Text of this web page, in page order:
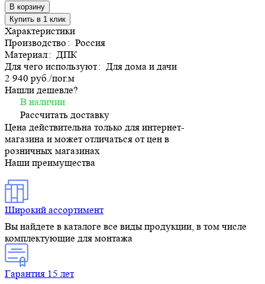
В корзину
Купить в 1 клик
Характеристики
Производство: Россия
Материал: ДПК
Для чего используют: Для дома и дачи
2 940 руб./пог.м
Нашли дешевле?
В наличии
Рассчитать доставку
Цена действительна только для интернет-
магазина и может отличаться от цен в
розничных магазинах
Наши преимущества
Широкий ассортимент
Вы найдете в каталоге все виды продукции, в том числе
комплектующие для монтажа
Гарантия 15 лет